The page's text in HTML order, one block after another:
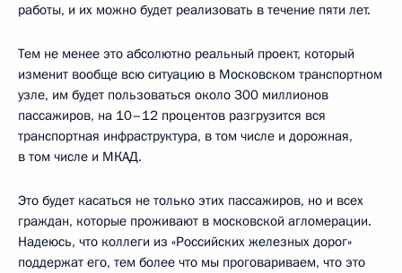
работы, и их можно будет реализовать в течение пяти лет.
Тем не менее это абсолютно реальный проект, который
изменит вообще всю ситуацию в Московском транспортном
узле, им будет пользоваться около 300 миллионов
пассажиров, на 10–12 процентов разгрузится вся
транспортная инфраструктура, в том числе и дорожная,
в том числе и МКАД.
Это будет касаться не только этих пассажиров, но и всех
граждан, которые проживают в московской агломерации.
Надеюсь, что коллеги из «Российских железных дорог»
поддержат его, тем более что мы проговариваем, что это